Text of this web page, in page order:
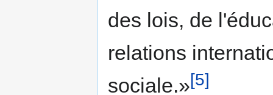
des lois, de
relations
sociale.»[5]